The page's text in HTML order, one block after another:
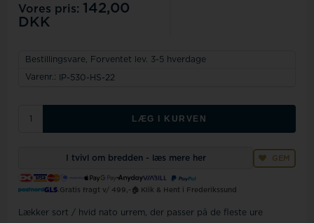
Vores pris: 142,00
DKK
Bestillingsvare, Forventet lev. 3-5 hverdage
Varenr.: IP-530-HS-22
LÆG I KURVEN
I tvivl om bredden - læs mere her GEM
Gratis fragt v/ 499,- 🏠 Klik & Hent i Frederikssund
Lækker sort / hvid nato urrem, der passer på de fleste ure